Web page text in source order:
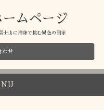
ムページ
士山に捨身で挑む異色の画家
わせ